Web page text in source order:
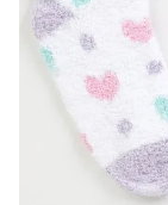
TAMANHO
Marca